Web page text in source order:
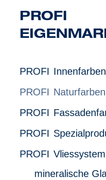
PROFI
Innenfarben
Naturfarben
Vliessystem
mineralische